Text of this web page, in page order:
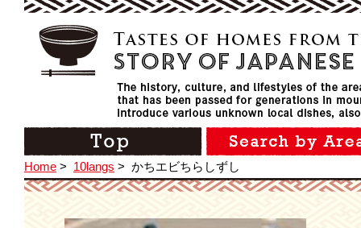
Home > 10langs > かちエビちらしずし